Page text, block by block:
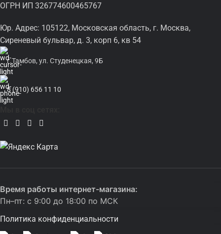
ОГРН ИП 326774600465767
Юр. Адрес: 105122, Московская область, г. Москва,
Сиреневый бульвар, д. 3, корп 6, кв 54
г.Тамбов, ул. Студенецкая, 9Б
8 (910) 656 11 10
Время работы интернет-магазина:
Пн–пт: с 9:00 до 18:00 по МСК
Политика конфиденциальности